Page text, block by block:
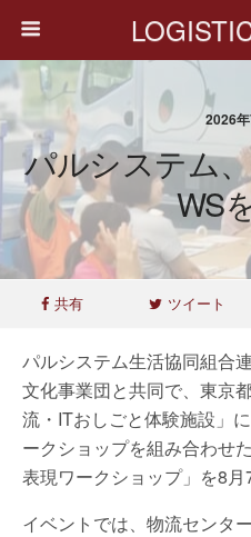
2026
パルシステム
WS
共有 ツイート
パルシステム生活協同組合
文化事業団と共同で、東京
流・ITおしごと体験施設」
ークショップを組み合わせ
表現ワークショップ」を8月
イベントでは、物流センタ